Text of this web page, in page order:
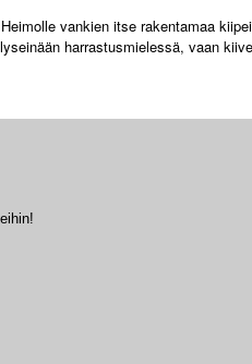
vankien itse rakentamaa
harrastusmielessä, vaan